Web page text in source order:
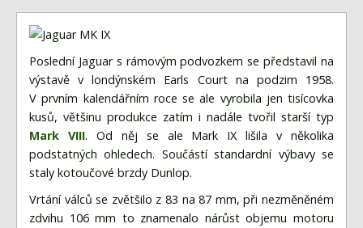
Naše vozy
Akce
Inzerce
Fórum
Videa
Poslední Jaguar s rámovým podvozkem se představil na
výstavě v londýnském Earls Court na podzim 1958.
V prvním kalendářním roce se ale vyrobila jen tisícovka
kusů, většinu produkce zatím i nadále tvořil starší typ
Mark VIII. Od něj se ale Mark IX lišila v několika
podstatných ohledech. Součástí standardní výbavy se
staly kotoučové brzdy Dunlop.
Vrtání válců se zvětšilo z 83 na 87 mm, při nezměněném
zdvihu 106 mm to znamenalo nárůst objemu motoru